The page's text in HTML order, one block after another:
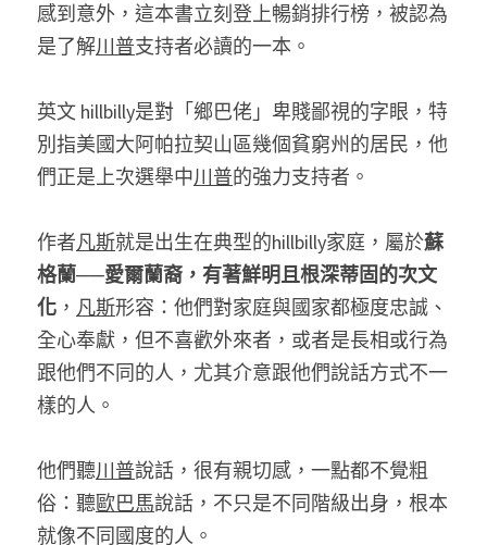
搜索
感到意外，這本書立刻登上暢銷排行榜，被認為
是了解川普支持者必讀的一本。
英文 hillbilly是對「鄉巴佬」卑賤鄙視的字眼，特
別指美國大阿帕拉契山區幾個貧窮州的居民，他
們正是上次選舉中川普的強力支持者。
作者凡斯就是出生在典型的hillbilly家庭，屬於蘇
格蘭──愛爾蘭裔，有著鮮明且根深蒂固的次文
化 ， 凡斯形容：他們對家庭與國家都極度忠誠、
全心奉獻，但不喜歡外來者，或者是長相或行為
跟他們不同的人，尤其介意跟他們說話方式不一
樣的人。
他們聽川普說話，很有親切感，一點都不覺粗
俗：聽歐巴馬說話，不只是不同階級出身，根本
就像不同國度的人。